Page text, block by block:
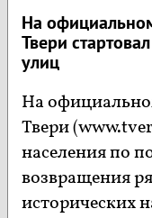
На
Твери
улиц
На
Твери
населения по
возвращения
исторических